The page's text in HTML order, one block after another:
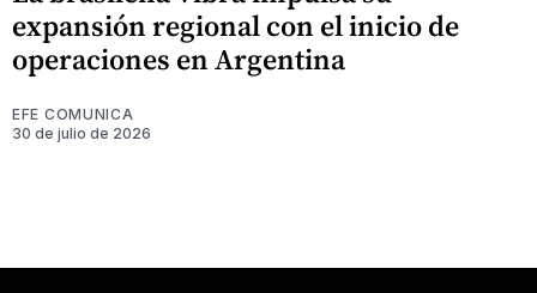
expansión regional con el inicio de
operaciones en Argentina
EFE COMUNICA
30 de julio de 2026